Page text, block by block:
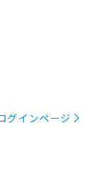
グインページ